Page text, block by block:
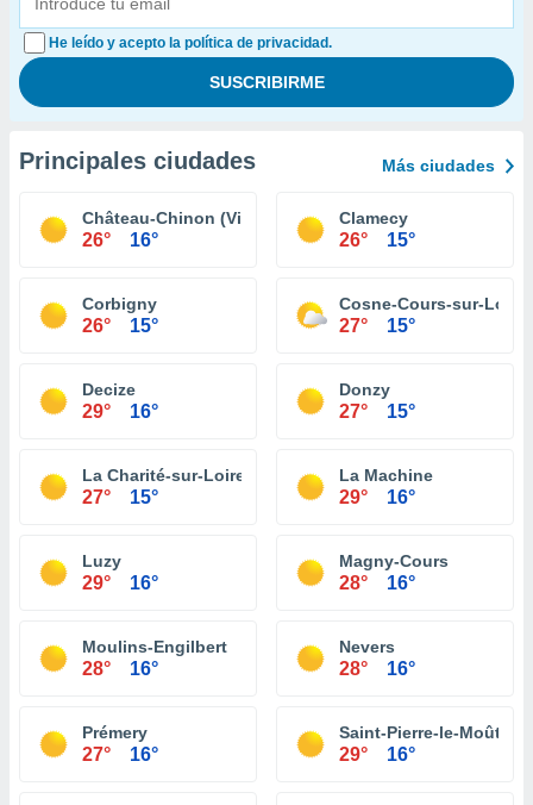
He leído y acepto la política de privacidad.
Principales ciudades Más ciudades
Château-Chinon (Ville)
26° 16°
Clamecy
26° 15°
Corbigny
26° 15°
Cosne-Cours-sur-Loire
27° 15°
Decize
29° 16°
Donzy
27° 15°
La Charité-sur-Loire
27° 15°
La Machine
29° 16°
Luzy
29° 16°
Magny-Cours
28° 16°
Moulins-Engilbert
28° 16°
Nevers
28° 16°
Prémery
27° 16°
Saint-Pierre-le-Moûtier
29° 16°